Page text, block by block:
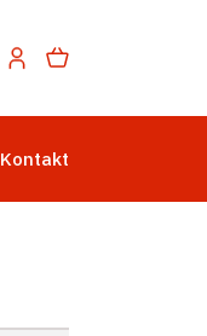
Kontakt